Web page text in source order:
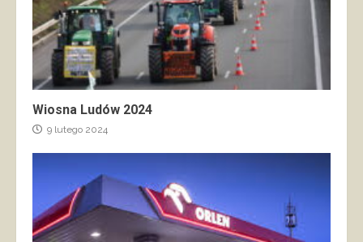
Wiosna Ludów 2024
9 lutego 2024